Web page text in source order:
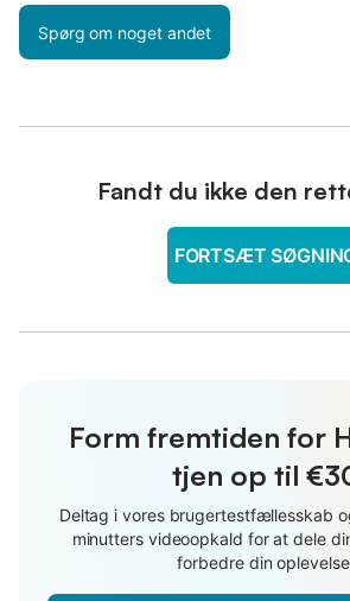
Spørg om noget andet
Fandt du ikke den
FORTSÆT
Form fremtiden for
tjen op til
Deltag i vores brugertestfællesskab
minutters videoopkald for at dele
forbedre din